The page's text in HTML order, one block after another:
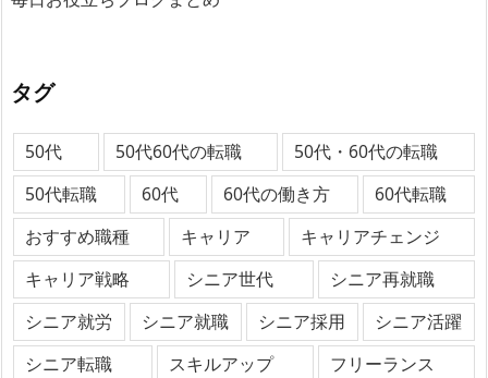
タグ
50代 50代60代の転職
50代・60代の転職
50代転職
60代 60代の働き方
60代転職
おすすめ職種
キャリア
キャリアチェンジ
キャリア戦略
シニア世代
シニア再就職
シニア就労
シニア就職 シニア採用
シニア活躍
シニア転職
スキルアップ
フリーランス